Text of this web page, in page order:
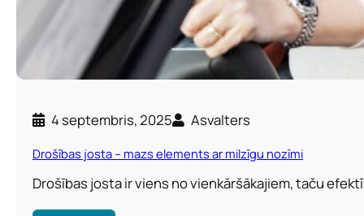
4 septembris, 2025 Asvalters
Drošības josta – mazs elements ar milzīgu nozīmi
Drošības josta ir viens no vienkāršākajiem, taču